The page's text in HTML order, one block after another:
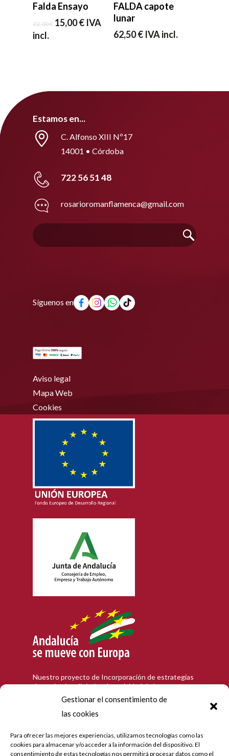
Gestionar el consentimiento de
las cookies
Para ofrecer las mejores experiencias, utilizamos tecnologías como las
cookies para almacenar y/o acceder a la información del dispositivo. El
consentimiento de estas tecnologías nos permitirá procesar datos como el
Falda Ensayo
22,00€ El
15,00€ElIVA
incl.
FALDA capote
lunar
62,50€ IVA incl.
Estamos en...
C. Alfonso XIII Nº17
14001 • Córdoba
722 56 51 48
rosarioromanflamenca@gmail.com
Síguenos en
Aviso legal
Mapa Web
Cookies
Nuestro proyecto de Incorporación de estrategias
de marketing digital en la actividad de la empresa
en la población de Córdoba, que tiene como
objetivo contribuir a la modernización digital y a la
mejora de la competitividad de las personas
ayuda de la Unión Europea y de la Junta de
Andalucía con cargo al Programa Operativo FEDER
de Andalucía 2014-2020. Hemos realizado diseño e